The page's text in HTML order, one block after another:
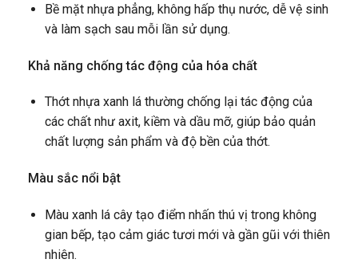
Bề mặt nhựa phẳng, không hấp thụ nước, dễ vệ sinh
và làm sạch sau mỗi lần sử dụng.
Khả năng chống tác động của hóa chất
Thớt nhựa xanh lá thường chống lại tác động của
các chất như axit, kiềm và dầu mỡ, giúp bảo quản
chất lượng sản phẩm và độ bền của thớt.
Màu sắc nổi bật
Màu xanh lá cây tạo điểm nhấn thú vị trong không
gian bếp, tạo cảm giác tươi mới và gần gũi với thiên
nhiên.